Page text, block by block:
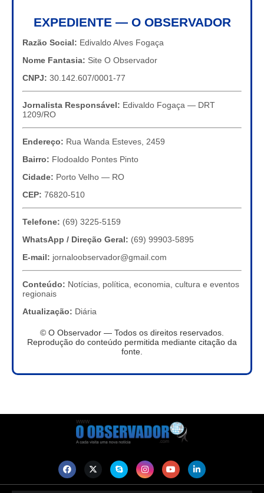
EXPEDIENTE — O OBSERVADOR
Razão Social: Edivaldo Alves Fogaça
Nome Fantasia: Site O Observador
CNPJ: 30.142.607/0001-77
Jornalista Responsável: Edivaldo Fogaça — DRT
1209/RO
Endereço: Rua Wanda Esteves, 2459
Bairro: Flodoaldo Pontes Pinto
Cidade: Porto Velho — RO
CEP: 76820-510
Telefone: (69) 3225-5159
WhatsApp / Direção Geral: (69) 99903-5895
E-mail: jornaloobservador@gmail.com
Conteúdo: Notícias, política, economia, cultura e eventos
regionais
Atualização: Diária
© O Observador — Todos os direitos reservados.
Reprodução do conteúdo permitida mediante citação da
fonte.